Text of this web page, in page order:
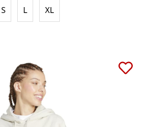
S L XL